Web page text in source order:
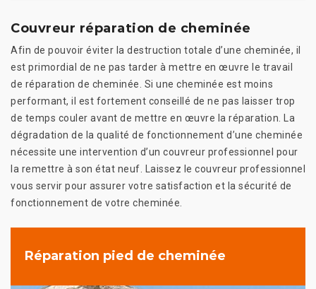
Couvreur réparation de cheminée
Afin de pouvoir éviter la destruction totale d’une cheminée, il
est primordial de ne pas tarder à mettre en œuvre le travail
de réparation de cheminée. Si une cheminée est moins
performant, il est fortement conseillé de ne pas laisser trop
de temps couler avant de mettre en œuvre la réparation. La
dégradation de la qualité de fonctionnement d’une cheminée
nécessite une intervention d’un couvreur professionnel pour
la remettre à son état neuf. Laissez le couvreur professionnel
vous servir pour assurer votre satisfaction et la sécurité de
fonctionnement de votre cheminée.
Réparation pied de cheminée